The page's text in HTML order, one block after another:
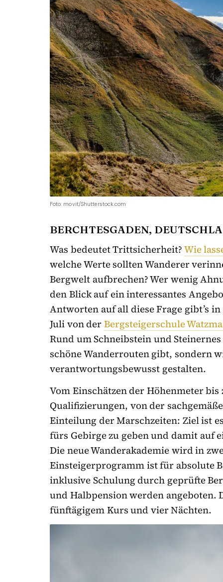
Foto: movit/Shutterstock.com
BERCHTESGADEN,
Was bedeutet Trittsicherheit?Wie
welche Werte sollten Wanderer
Bergwelt aufbrechen? Wer wenig
den Blick auf ein interessantes
Antworten auf all diese Frage gibt’s
Juli von derBergsteigerschule
Rund um Schneibstein und
schöne Wanderrouten gibt, sondern
verantwortungsbewusst gestalten.
Vom Einschätzen der Höhenmeter
Qualifizierungen, von der
Einteilung der Marschzeiten: Ziel ist
fürs Gebirge zu geben und damit auf
Die neue Wanderakademie wird in
Einsteigerprogramm ist für absolute
inklusive Schulung durch geprüfte
und Halbpension werden angeboten.
fünftägigem Kurs und vier Nächten.